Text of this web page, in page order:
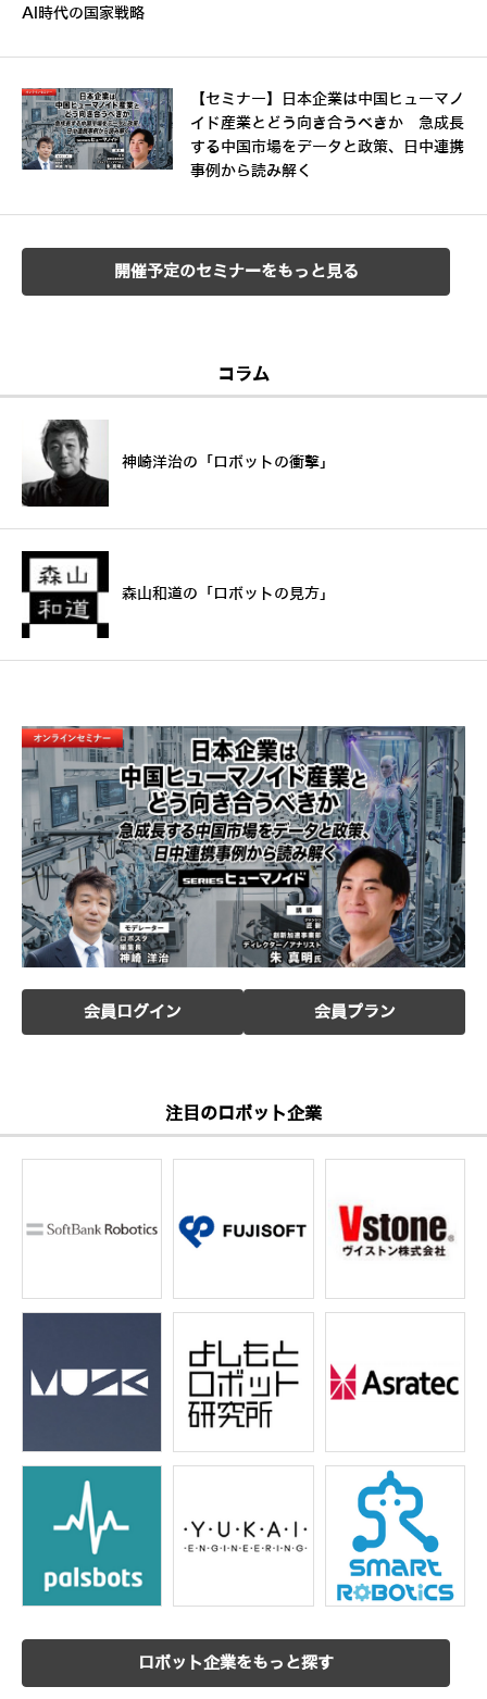
AI時代の国家戦略
【セミナー】日本企業は中国ヒューマノ
イド産業とどう向き合うべきか 急成長
する中国市場をデータと政策、日中連携
事例から読み解く
開催予定のセミナーをもっと見る
コラム
神崎洋治の「ロボットの衝撃」
森山和道の「ロボットの見方」
会員ログイン 会員プラン
注目のロボット企業
ロボット企業をもっと探す